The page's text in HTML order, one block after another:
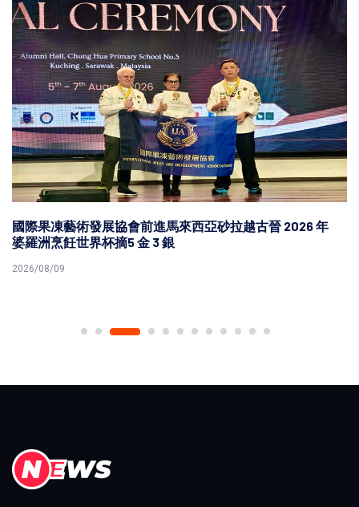
國際果凍藝術發展協會前進馬來西亞砂拉越古晉 2026 年
婆羅洲烹飪世界杯摘5 金 3 銀
2026/08/09